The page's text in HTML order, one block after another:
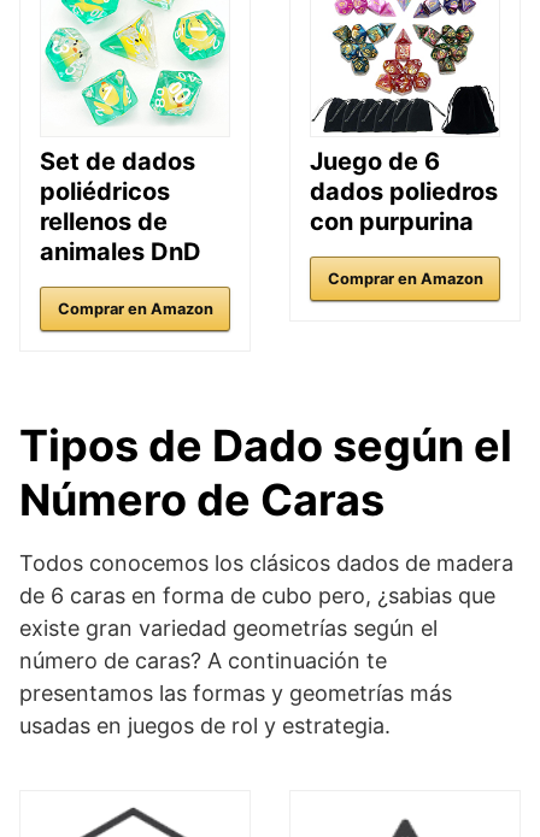
Set de dados
poliédricos
rellenos de
animales DnD
Comprar en Amazon
Juego de 6
dados poliedros
con purpurina
Comprar en Amazon
Tipos de Dado según el
Número de Caras
Todos conocemos los clásicos dados de madera
de 6 caras en forma de cubo pero, ¿sabias que
existe gran variedad geometrías según el
número de caras? A continuación te
presentamos las formas y geometrías más
usadas en juegos de rol y estrategia.